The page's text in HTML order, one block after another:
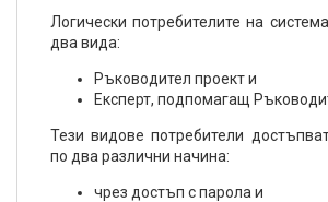
Логически потребителите на
два вида:
Ръководител проект и
Експерт, подпомагащ
Тези видове потребители
по два различни начина:
чрез достъп с парола и